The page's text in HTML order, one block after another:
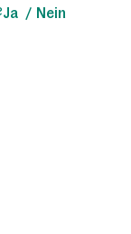
Ja Nein